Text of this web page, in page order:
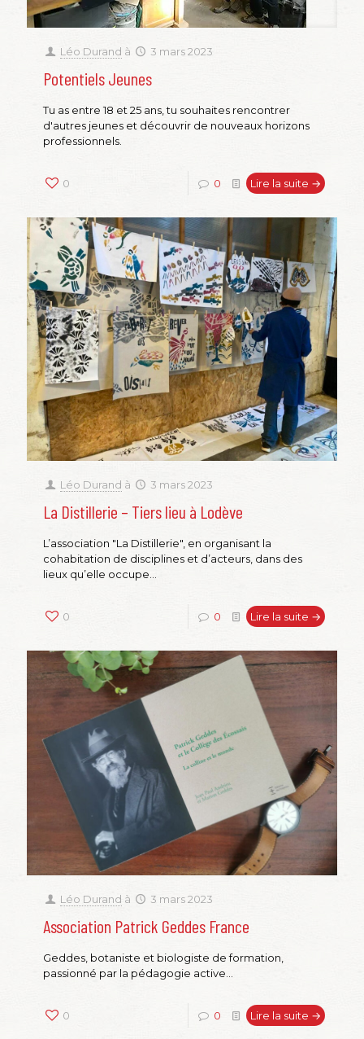
Léo Durand à 3 mars 2023
Potentiels Jeunes
Tu as entre 18 et 25 ans, tu souhaites rencontrer
d'autres jeunes et découvrir de nouveaux horizons
professionnels.
0 0 Lire la suite →
Léo Durand à 3 mars 2023
La Distillerie – Tiers lieu à Lodève
L’association "La Distillerie", en organisant la
cohabitation de disciplines et d’acteurs, dans des
lieux qu’elle occupe...
0 0 Lire la suite →
Léo Durand à 3 mars 2023
Association Patrick Geddes France
Geddes, botaniste et biologiste de formation,
passionné par la pédagogie active...
0 0 Lire la suite →